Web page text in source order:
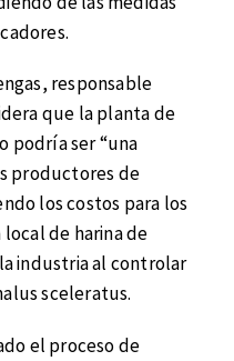
responsable
que la planta de
podría ser “una
productores de
los costos para los
de harina de
industria al controlar
sceleratus.
el proceso de